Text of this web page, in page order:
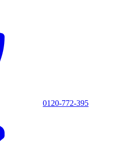
0120-772-395